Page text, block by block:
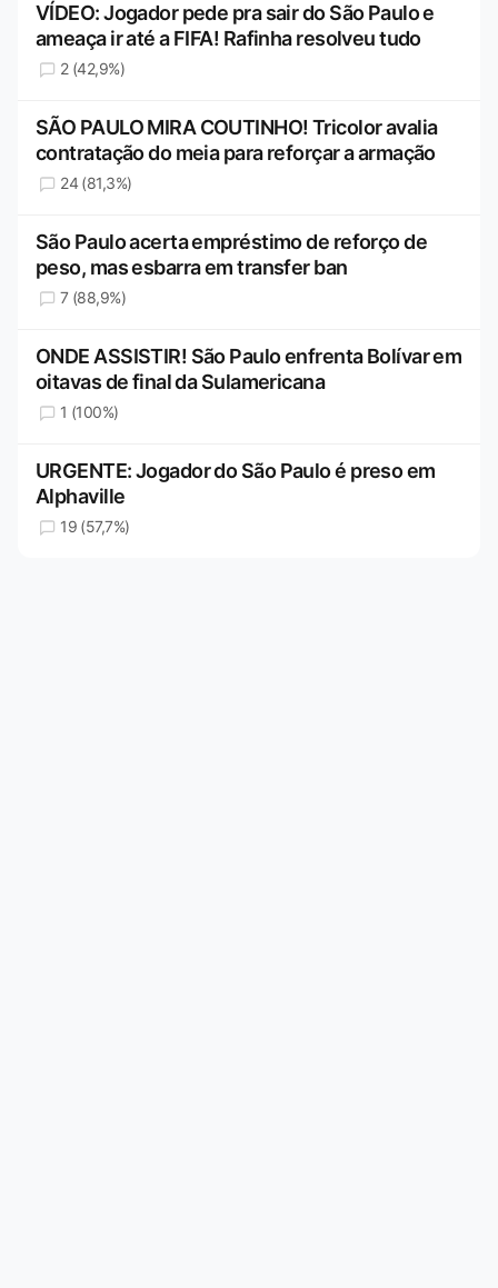
VÍDEO: Jogador pede pra sair do São Paulo e
ameaça ir até a FIFA! Rafinha resolveu tudo
2 (42,9%)
SÃO PAULO MIRA COUTINHO! Tricolor avalia
contratação do meia para reforçar a armação
24 (81,3%)
São Paulo acerta empréstimo de reforço de
peso, mas esbarra em transfer ban
7 (88,9%)
ONDE ASSISTIR! São Paulo enfrenta Bolívar em
oitavas de final da Sulamericana
1 (100%)
URGENTE: Jogador do São Paulo é preso em
Alphaville
19 (57,7%)